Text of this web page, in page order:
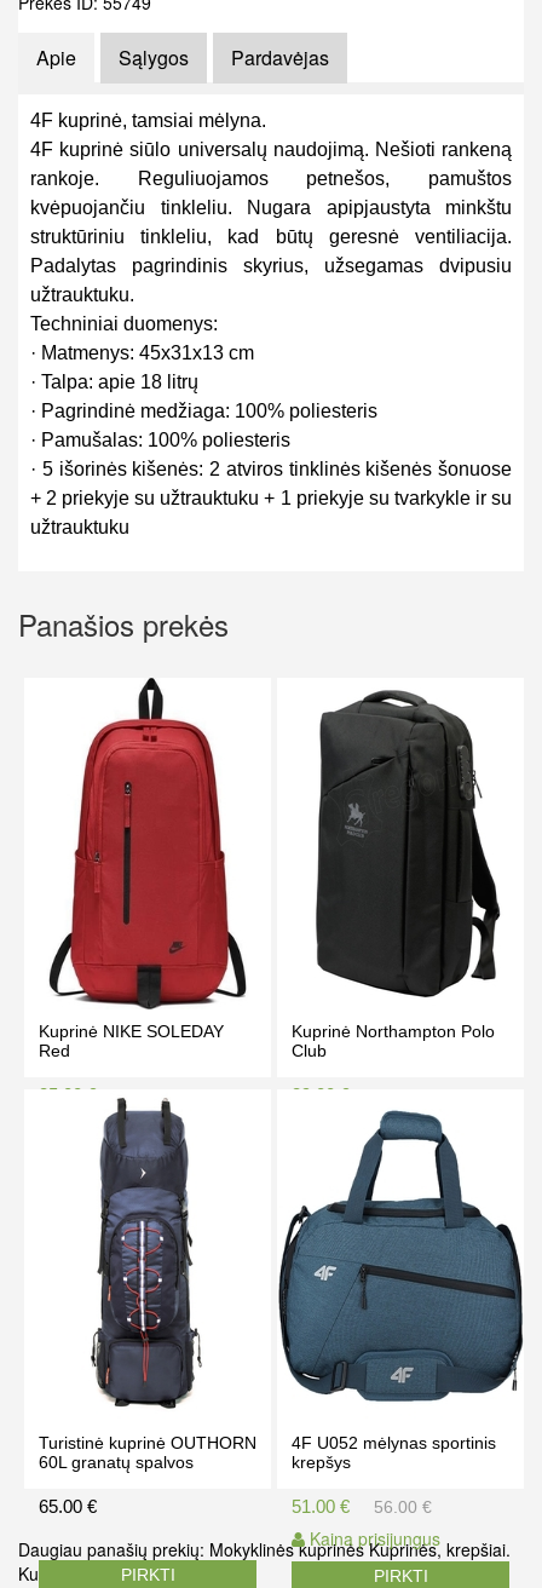
Apie Sąlygos Pardavėjas
4F kuprinė, tamsiai mėlyna.
4F kuprinė siūlo universalų naudojimą. Nešioti rankeną
rankoje. Reguliuojamos petnešos, pamuštos
kvėpuojančiu tinkleliu. Nugara apipjaustyta minkštu
struktūriniu tinkleliu, kad būtų geresnė ventiliacija.
Padalytas pagrindinis skyrius, užsegamas dvipusiu
užtrauktuku.
Techniniai duomenys:
· Matmenys: 45x31x13 cm
· Talpa: apie 18 litrų
· Pagrindinė medžiaga: 100% poliesteris
· Pamušalas: 100% poliesteris
· 5 išorinės kišenės: 2 atviros tinklinės kišenės šonuose
+ 2 priekyje su užtrauktuku + 1 priekyje su tvarkykle ir su
užtrauktuku
Panašios prekės
Kuprinė NIKE SOLEDAY
Red
35.00 €
Kaina prisijungus
39.00 €
PIRKTI
Kuprinė Northampton Polo
Club
39.00 €
Kaina prisijungus
PIRKTI
Turistinė kuprinė OUTHORN
60L granatų spalvos
65.00 €
PIRKTI
4F U052 mėlynas sportinis
krepšys
51.00 €
Kaina prisijungus
56.00 €
PIRKTI
Daugiau panašių prekių: Mokyklinės kuprinės Kuprinės, krepšiai.
Kuprinės internetu